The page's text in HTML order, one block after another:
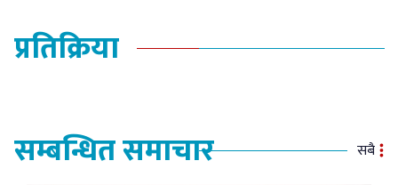
प्रतिक्रिया
सम्बन्धित समाचार सबै